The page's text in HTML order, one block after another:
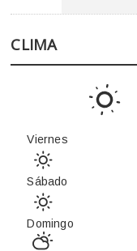
CLIMA
Viernes
Sábado
Domingo